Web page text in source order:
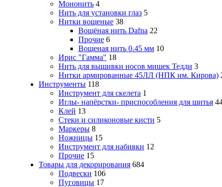
Мононить 4
Нить для установки глаз 5
Нитки вощеные 38
Вощёная нить Dafna 22
Прочие 6
Вощеная нить 0.45 мм 10
Ирис "Гамма" 18
Нить для вышивки носов мишек Тедди 3
Нитки армированные 45ЛЛ (НПК им. Кирова)
Инструменты 118
Инструмент для скелета 1
Иглы- напёрстки- приспособления для шитья
Клей 13
Стеки и силиконовые кисти 5
Маркеры 8
Ножницы 15
Инструмент для набивки 12
Прочие 15
Товары для декорирования 684
Подвески 106
Пуговицы 17